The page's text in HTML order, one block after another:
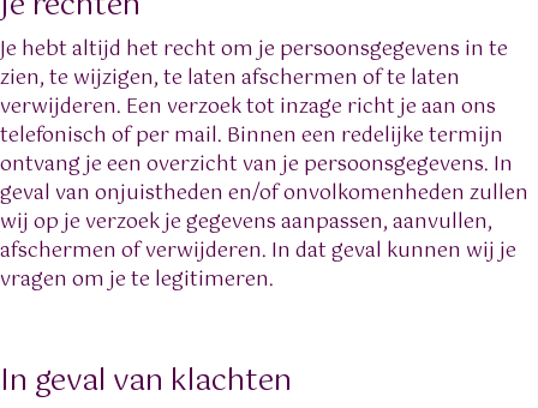
Je hebt altijd het recht om je persoonsgegevens in te
zien, te wijzigen, te laten afschermen of te laten
verwijderen. Een verzoek tot inzage richt je aan ons
telefonisch of per mail. Binnen een redelijke termijn
ontvang je een overzicht van je persoonsgegevens. In
geval van onjuistheden en/of onvolkomenheden zullen
wij op je verzoek je gegevens aanpassen, aanvullen,
afschermen of verwijderen. In dat geval kunnen wij je
vragen om je te legitimeren.
In geval van klachten